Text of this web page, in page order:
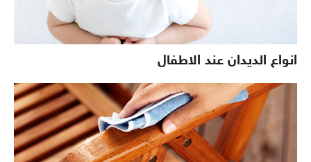
انواع الديدان عند الاطفال